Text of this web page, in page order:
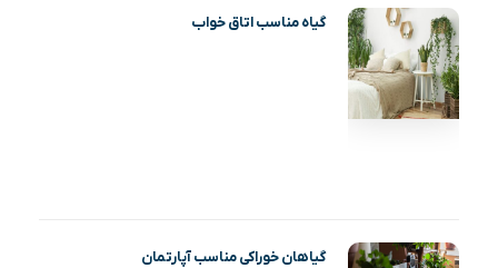
گیاه مناسب اتاق خواب
گیاهان خوراکی مناسب آپارتمان